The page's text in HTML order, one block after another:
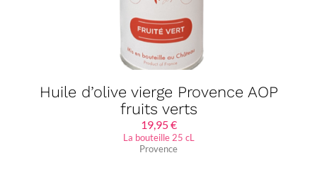
Huile d’olive vierge Provence AOP
fruits verts
19,95€
La bouteille 25 cL
Provence